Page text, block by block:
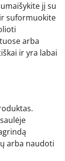
jį su
suformuokite
arba
ir yra labai
arba naudoti